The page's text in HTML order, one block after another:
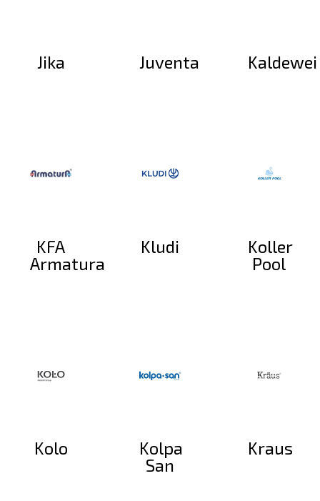
Jika Juventa Kaldewei
KFA
Armatura
Kludi
Koller
Pool
Kolo
Kolpa
San
Kraus